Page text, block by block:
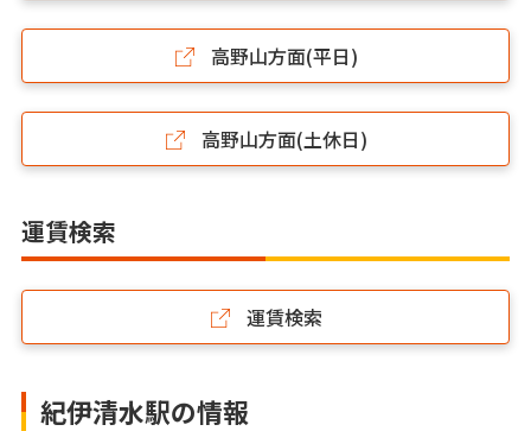
高野山方面(平日)
高野山方面(土休日)
運賃検索
運賃検索
紀伊清水駅の情報